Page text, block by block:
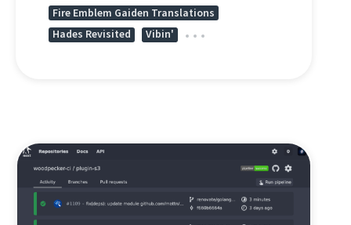
Fire Emblem Gaiden Translations
Hades Revisited
Vibin'